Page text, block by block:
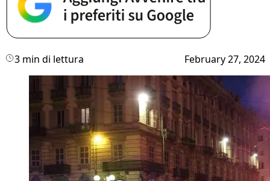
3 min di lettura February 27, 2024